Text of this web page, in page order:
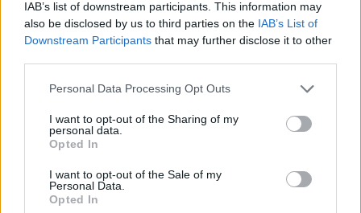
IAB’s list of downstream participants. This information may
also be disclosed by us to third parties on the IAB’s List of
Downstream Participants that may further disclose it to other
Personal Data Processing Opt Outs
I want to opt-out of the Sharing of my
personal data.
Opted In
I want to opt-out of the Sale of my
Personal Data.
Opted In
Deputados do PSD saúdam Banda
Sinfónica da ARMAB pelo 1º lugar no
certame internacional de Valência